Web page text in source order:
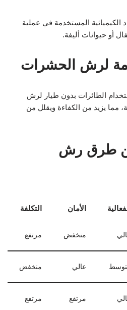
الكيميائية المستخدمة في عملية
أو حيوانات أليفة.
لرش الحشرات
الطائرات بدون طيار لرش
مما يزيد من الكفاءة ويقلل من
طرق رش
الأمان التكلفة
منخفض مرتفع
عالي منخفض
مرتفع مرتفع